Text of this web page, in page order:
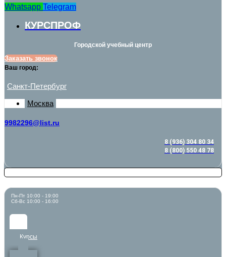
Whatsapp Telegram
КУРСПРОФ
Городской учебный центр
Заказать звонок
Ваш город:
Санкт-Петербург
Москва
9982296@list.ru
8 (936) 304 80 34
8 (800) 550 48 78
Пн-Пт 10:00 - 19:00
Сб-Вс 10:00 - 16:00
Курсы